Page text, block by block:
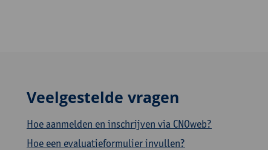
Veelgestelde vragen
Hoe aanmelden en inschrijven via CNOweb?
Hoe een evaluatieformulier invullen?